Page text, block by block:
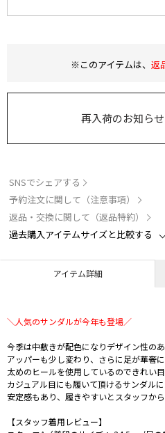
※このアイテムは、 返
再入荷のお知らせ
SNSでシェアする
予約注文に関して（注意事項）
返品・交換に関して（返品特約）
過去購入アイテムサイズと比較する
アイテム詳細
＼人気のサンダルが今年も登場／
今季は中敷きが配色になりデザイン性の
アッパーも少し変わり、さらに足が華奢
太めのヒールを使用しているのできれい
カジュアル目にも履いて頂けるサンダルに
安定感もあり、履きやすいとスタッフか
【スタッフ着用レビュー】